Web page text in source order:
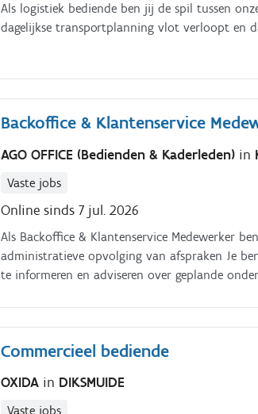
Als logistiek bediende ben jij de spil tussen
dagelijkse transportplanning vlot verloopt en
Backoffice & Klantenservice
AGO OFFICE (Bedienden & Kaderleden) in
Vaste jobs
Online sinds 7 jul. 2026
Als Backoffice & Klantenservice Medewerker
administratieve opvolging van afspraken Je
te informeren en adviseren over geplande
klantgegevens in verschillende systemen
dienstverlening te garanderen
Commercieel bediende
OXIDA in DIKSMUIDE
Vaste jobs